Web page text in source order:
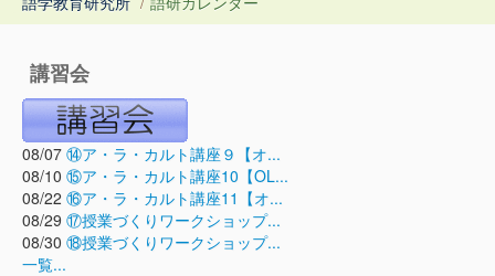
講習会
08/07 ⑭ア・ラ・カルト講座９【オ...
08/10 ⑮ア・ラ・カルト講座10【OL...
08/22 ⑯ア・ラ・カルト講座11【オ...
08/29 ⑰授業づくりワークショップ...
08/30 ⑱授業づくりワークショップ...
一覧...